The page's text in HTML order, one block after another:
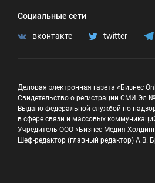
Социальные сети
вконтакте twitter
Деловая электронная газета «Бизнес
Свидетельство о регистрации СМИ Эл
Выдано федеральной службой по
в сфере связи и массовых
Учредитель ООО «Бизнес Медия
Шеф-редактор (главный редактор) А.В.